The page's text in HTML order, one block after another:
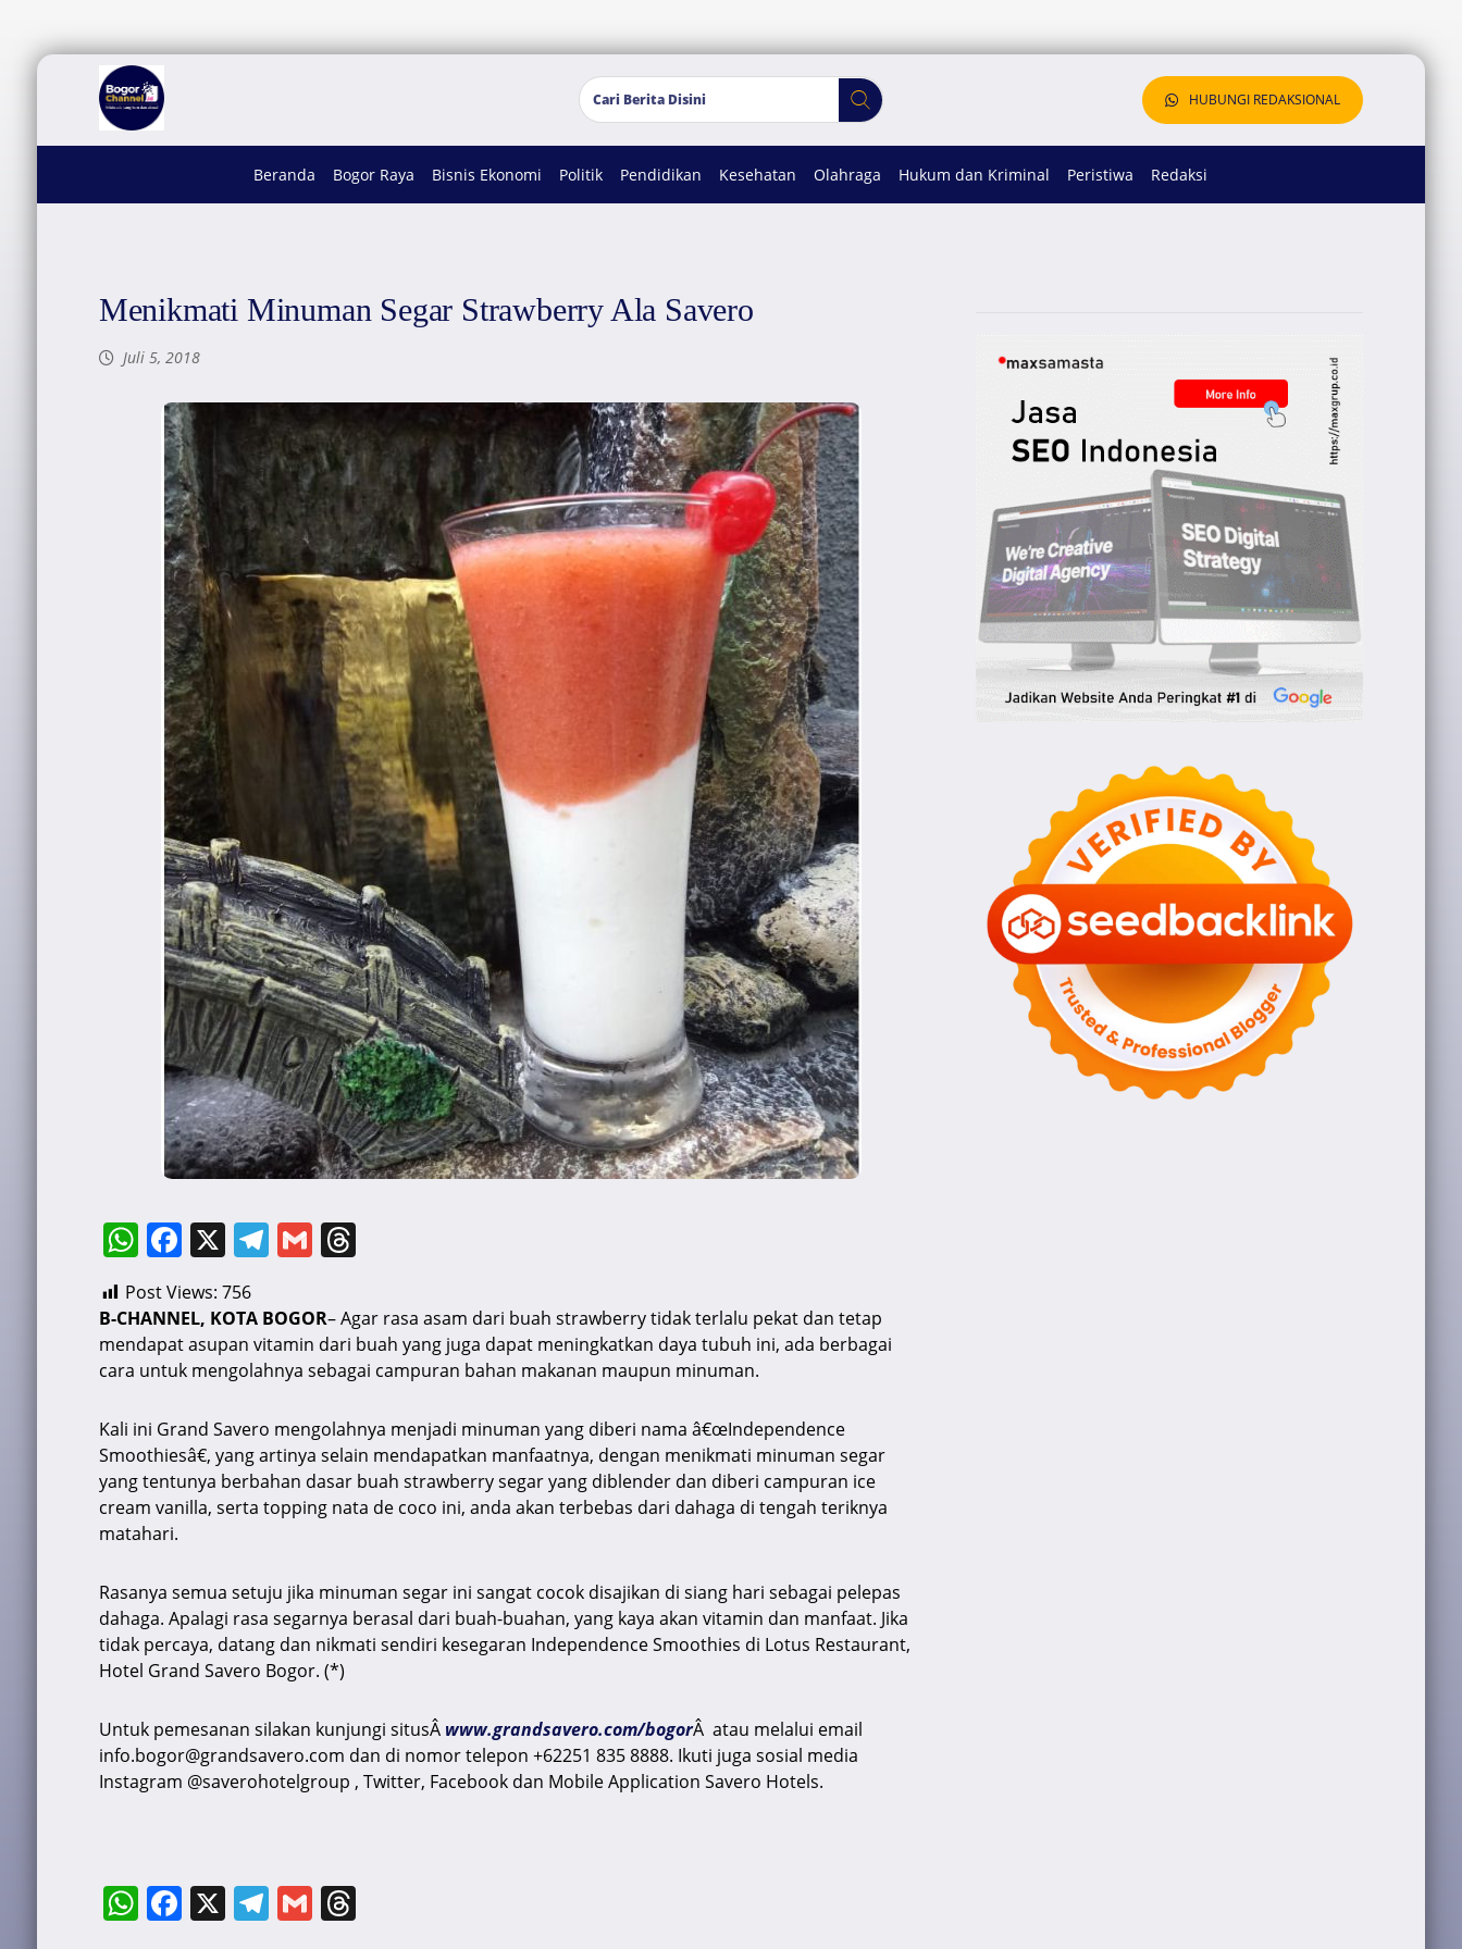
HUBUNGI REDAKSIONAL
Beranda Bogor Raya Bisnis Ekonomi Politik Pendidikan Kesehatan Olahraga Hukum dan Kriminal Peristiwa Redaksi
Menikmati Minuman Segar Strawberry Ala Savero
Juli 5, 2018
W
h
at
s
A
p
p
F
c
e
b
o
o
k
X T
e
gr
a
m
G
ai
l
T
e
a
d
s
Post Views: 756
B-CHANNEL, KOTA BOGOR– Agar rasa asam dari buah strawberry tidak terlalu pekat dan tetap
mendapat asupan vitamin dari buah yang juga dapat meningkatkan daya tubuh ini, ada berbagai
cara untuk mengolahnya sebagai campuran bahan makanan maupun minuman.
Kali ini Grand Savero mengolahnya menjadi minuman yang diberi nama â€œIndependence
Smoothiesâ€, yang artinya selain mendapatkan manfaatnya, dengan menikmati minuman segar
yang tentunya berbahan dasar buah strawberry segar yang diblender dan diberi campuran ice
cream vanilla, serta topping nata de coco ini, anda akan terbebas dari dahaga di tengah teriknya
matahari.
Rasanya semua setuju jika minuman segar ini sangat cocok disajikan di siang hari sebagai pelepas
dahaga. Apalagi rasa segarnya berasal dari buah-buahan, yang kaya akan vitamin dan manfaat. Jika
tidak percaya, datang dan nikmati sendiri kesegaran Independence Smoothies di Lotus Restaurant,
Hotel Grand Savero Bogor. (*)
Untuk pemesanan silakan kunjungi situsÂ www.grandsavero.com/bogorÂ atau melalui email
info.bogor@grandsavero.com dan di nomor telepon +62251 835 8888. Ikuti juga sosial media
Instagram @saverohotelgroup , Twitter, Facebook dan Mobile Application Savero Hotels.
W F X T G T